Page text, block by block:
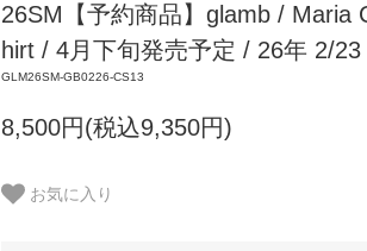
26SM【予約商品】glamb / Maria
hirt / 4月下旬発売予定 / 26年 2/23
GLM26SM-GB0226-CS13
8,500円(税込9,350円)
お気に入り